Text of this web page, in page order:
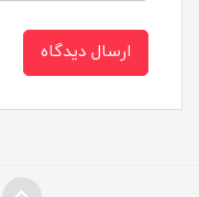
ارسال دیدگاه